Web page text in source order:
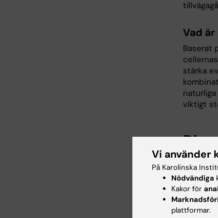
Vad
Baserat
stärka
viktigt
Fredag,
Vi använder
På Karolinska
Nödvändiga
Kakor för
plattformar.